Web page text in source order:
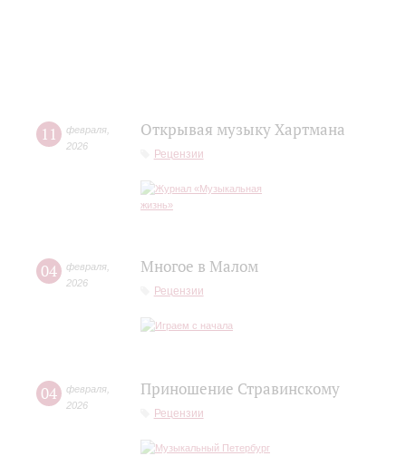
11 февраля
2026
Открывая музыку Хартмана
Рецензии
04 февраля
2026
Многое в Малом
Рецензии
04 февраля
2026
Приношение Стравинскому
Рецензии